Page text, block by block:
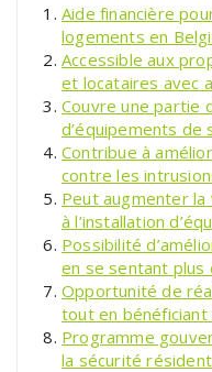
Aide financière
logements en
Accessible aux
et locataires avec
Couvre une partie
d’équipements de
Contribue à
contre les
Peut augmenter
à l’installation
Possibilité
en se sentant plus
Opportunité de
tout en bénéficiant
Programme
la sécurité